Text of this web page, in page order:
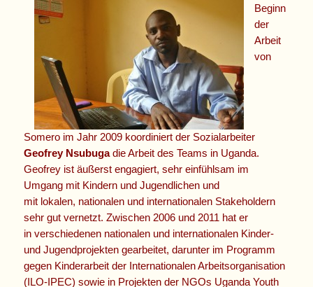
Beginn
der
Arbeit
von
Somero im Jahr 2009 koordiniert der Sozialarbeiter
Geofrey Nsubugadie Arbeit des Teams in Uganda.
Geofrey ist äußerst engagiert, sehr einfühlsam im
Umgang mit Kindern und Jugendlichen und
mit lokalen, nationalen und internationalen Stakeholdern
sehr gut vernetzt. Zwischen 2006 und 2011 hat er
in verschiedenen nationalen und internationalen Kinder-
und Jugendprojekten gearbeitet, darunter im Programm
gegen Kinderarbeit der Internationalen Arbeitsorganisation
(ILO-IPEC) sowie in Projekten der NGOs Uganda Youth